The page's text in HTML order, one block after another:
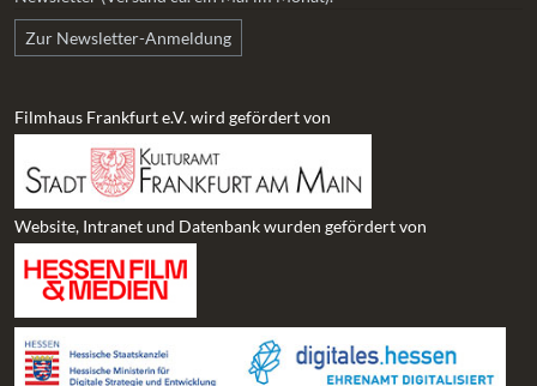
Zur Newsletter-Anmeldung
Filmhaus Frankfurt e.V. wird gefördert von
Website, Intranet und Datenbank wurden gefördert von